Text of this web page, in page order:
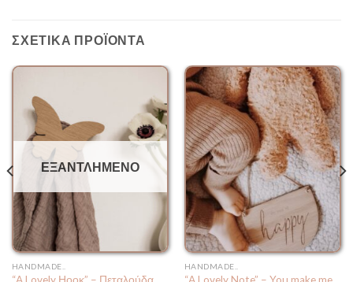
ΣΧΕΤΙΚΆ ΠΡΟΪΌΝΤΑ
ΕΞΑΝΤΛΗΜΈΝΟ
HANDMADE.. HANDMADE..
“A Lovely Note” – You make me